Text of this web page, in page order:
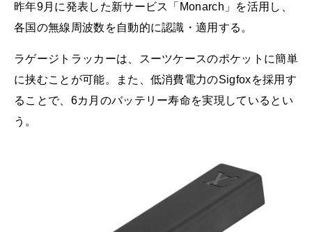
昨年9月に発表した新サービス「Monarch」を活用し、
各国の無線周波数を自動的に認識・適用する。
ラゲージトラッカーは、スーツケースのポケットに簡単
に挟むことが可能。また、低消費電力のSigfoxを採用す
ることで、6カ月のバッテリー寿命を実現しているとい
う。